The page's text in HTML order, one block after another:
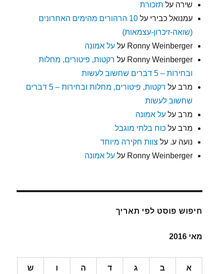
שירה על תזכורת
עמנואל כבירי על
10 הרהורים מהימים האחרונים
(שואה-זיכרון-עצמאות)
Ronny Weinberger עלעל אמונה
Ronny Weinberger על רקטות, פיטורים, מחלות
ובחירות – 5 דברים שחשוב לעשות
מרב על
רקטות, פיטורים, מחלות ובחירות – 5 דברים
שחשוב לעשות
מרב עלעל אמונה
מרב עלכוח בלתי מוגבל
נועה ע. על צוות חקירה מיוחד
Ronny Weinberger עלעל אמונה
חיפוש פוסט לפי תאריך
מאי 2016
א ב ג ד ה ו ש